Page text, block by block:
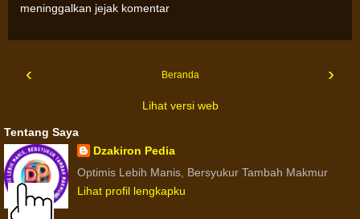
meninggalkan jejak komentar
‹ ›
Beranda
Lihat versi web
Tentang Saya
Dzakiron Pedia
Optimis Lebih Manis, Bersyukur Tambah Makmur
Lihat profil lengkapku